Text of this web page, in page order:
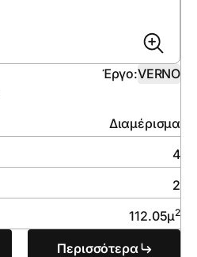
Έργο:VERNO
Διαμέρισμα
4
2
112.05μ2
Περισσότερα